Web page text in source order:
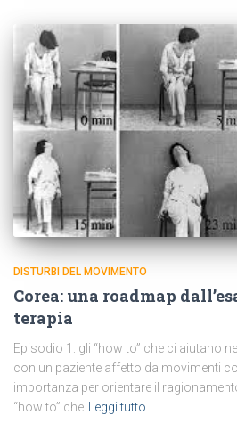
DISTURBI DEL MOVIMENTO
Corea: una roadmap
terapia
Episodio 1: gli “how to” che ci aiutano
con un paziente affetto da movimenti
importanza per orientare il
“how to” che
Leggi tutto…